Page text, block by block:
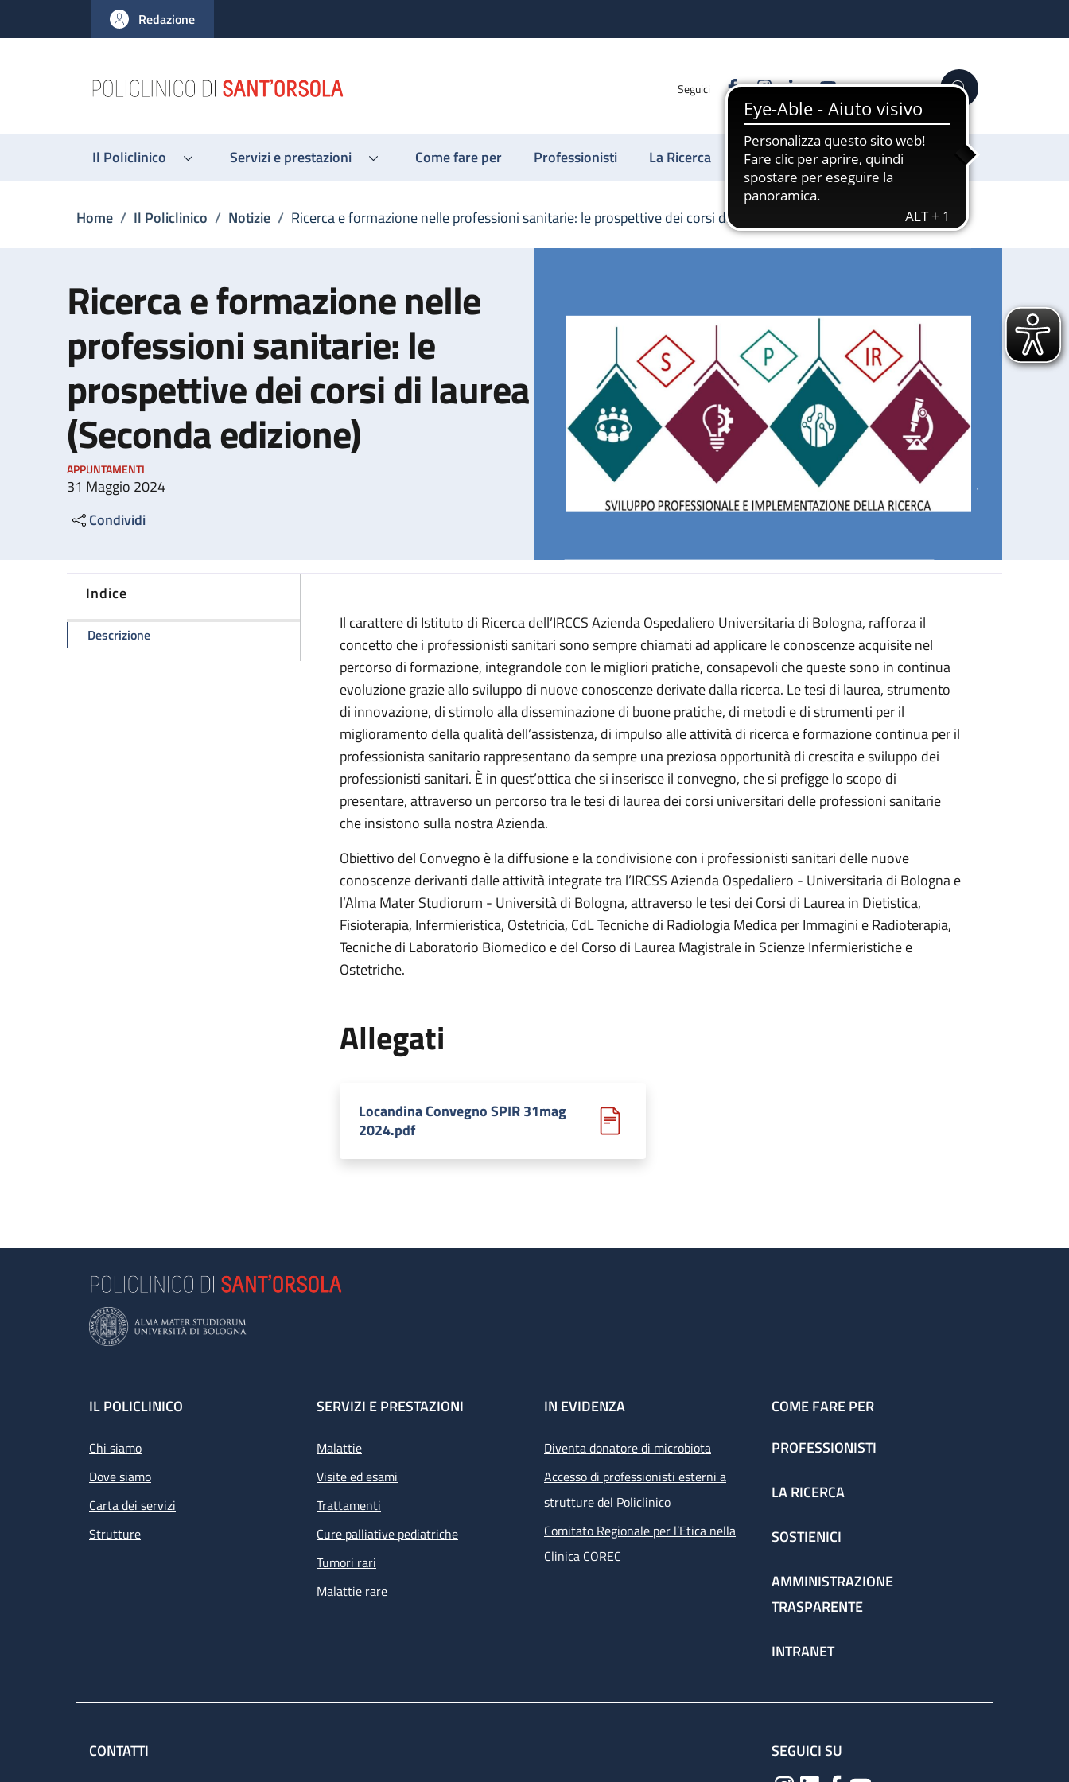
al contenuto principale
to footer content
Redazione
Seguici FacebookInstagram
LinkedinYouTube Cerca
Il Policlinico Servizi e prestazioni Come fare per Professionisti La Ricerca Sostienici
Briciole di pane
Home / Il Policlinico / Notizie / Ricerca e formazione nelle professioni sanitarie: le prospettive dei corsi di laurea (Seconda edizione)
Ricerca e formazione nelle
professioni sanitarie: le
prospettive dei corsi di laurea
(Seconda edizione)
APPUNTAMENTI
31 Maggio 2024
Condividi
Indice
Descrizionedella pagina Ricerca e formazione nelle professioni sanitarie: le prospettive dei corsi di laurea (Seconda edizione)
Il carattere di Istituto di Ricerca dell’IRCCS Azienda Ospedaliero Universitaria di Bologna, rafforza il
concetto che i professionisti sanitari sono sempre chiamati ad applicare le conoscenze acquisite nel
percorso di formazione, integrandole con le migliori pratiche, consapevoli che queste sono in continua
evoluzione grazie allo sviluppo di nuove conoscenze derivate dalla ricerca. Le tesi di laurea, strumento
di innovazione, di stimolo alla disseminazione di buone pratiche, di metodi e di strumenti per il
miglioramento della qualità dell’assistenza, di impulso alle attività di ricerca e formazione continua per il
professionista sanitario rappresentano da sempre una preziosa opportunità di crescita e sviluppo dei
professionisti sanitari. È in quest’ottica che si inserisce il convegno, che si prefigge lo scopo di
presentare, attraverso un percorso tra le tesi di laurea dei corsi universitari delle professioni sanitarie
che insistono sulla nostra Azienda.
Obiettivo del Convegno è la diffusione e la condivisione con i professionisti sanitari delle nuove
conoscenze derivanti dalle attività integrate tra l’IRCSS Azienda Ospedaliero - Universitaria di Bologna e
l’Alma Mater Studiorum - Università di Bologna, attraverso le tesi dei Corsi di Laurea in Dietistica,
Fisioterapia, Infermieristica, Ostetricia, CdL Tecniche di Radiologia Medica per Immagini e Radioterapia,
Tecniche di Laboratorio Biomedico e del Corso di Laurea Magistrale in Scienze Infermieristiche e
Ostetriche.
Allegati
Locandina Convegno SPIR 31mag
2024.pdf
Footer
IL POLICLINICO
Chi siamo
Dove siamo
Carta dei servizi
Strutture
SERVIZI E PRESTAZIONI
Malattie
Visite ed esami
Trattamenti
Cure palliative pediatriche
Tumori rari
Malattie rare
IN EVIDENZA
Diventa donatore di microbiota
Accesso di professionisti esterni a
strutture del Policlinico
Comitato Regionale per l’Etica nella
Clinica COREC
COME FARE PER
PROFESSIONISTI
LA RICERCA
SOSTIENICI
AMMINISTRAZIONE
TRASPARENTE
INTRANET
CONTATTI SEGUICI SU